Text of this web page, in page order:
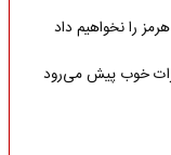
را نخواهیم داد
خوب پیش می‌رود